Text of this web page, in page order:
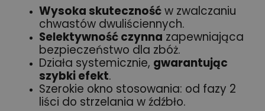
Wysoka skutecznośćw zwalczaniu
chwastów dwuliściennych.
Selektywność czynna zapewniająca
bezpieczeństwo dla zbóż.
Działa systemicznie, gwarantując
szybki efekt.
Szerokie okno stosowania: od fazy 2
liści do strzelania w źdźbło.